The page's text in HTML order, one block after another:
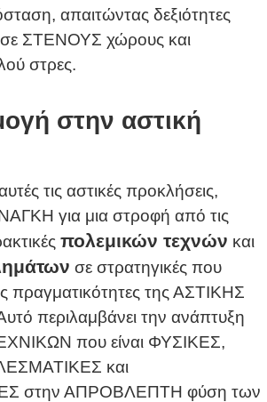
απαιτώντας δεξιότητες
σε ΣΤΕΝΟΥΣ χώρους και
στρες.
στην αστική
τις αστικές προκλήσεις,
για μια στροφή από τις
πολεμικών τεχνών και
σε στρατηγικές που
πραγματικότητες της ΑΣΤΙΚΗΣ
περιλαμβάνει την ανάπτυξη
που είναι ΦΥΣΙΚΕΣ,
και
στην ΑΠΡΟΒΛΕΠΤΗ φύση των